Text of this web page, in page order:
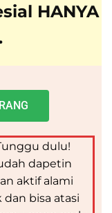
HANYA
dulu!
dapetin
aktif alami
bisa atasi